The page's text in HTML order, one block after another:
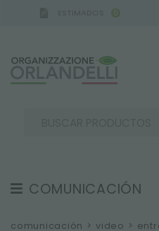
0
COMUNICACIÓN
TESTIMONIOS
comunicación > video >